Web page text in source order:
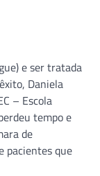
e ser tratada
Daniela
– Escola
tempo e
de
pacientes que